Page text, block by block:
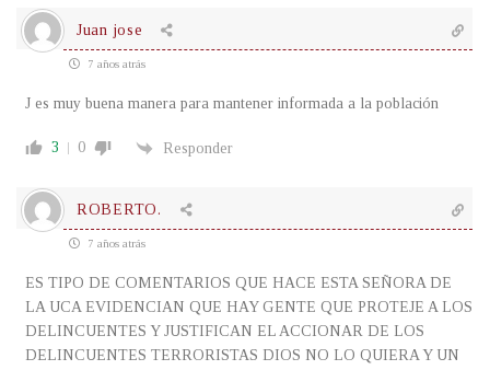
Juan jose
7 años atrás
J es muy buena manera para mantener informada a la población
3 0 Responder
ROBERTO.
7 años atrás
ES TIPO DE COMENTARIOS QUE HACE ESTA SEÑORA DE
LA UCA EVIDENCIAN QUE HAY GENTE QUE PROTEJE A LOS
DELINCUENTES Y JUSTIFICAN EL ACCIONAR DE LOS
DELINCUENTES TERRORISTAS DIOS NO LO QUIERA Y UN